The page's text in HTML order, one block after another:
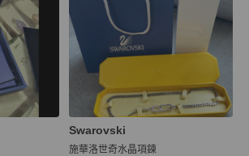
Swarovski
施華洛世奇水晶項鍊